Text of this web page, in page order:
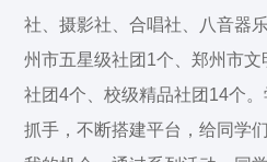
社、摄影社、合唱社、八音器
州市五星级社团1个、郑州市
社团4个、校级精品社团14个
抓手，不断搭建平台，给同学